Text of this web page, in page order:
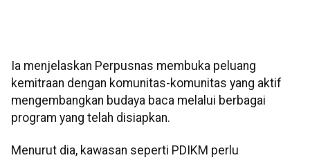
Ia menjelaskan Perpusnas membuka peluang
kemitraan dengan komunitas-komunitas yang aktif
mengembangkan budaya baca melalui berbagai
program yang telah disiapkan.
Menurut dia, kawasan seperti PDIKM perlu